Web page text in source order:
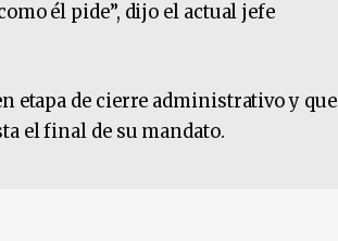
él pide”, dijo el actual jefe
etapa de cierre administrativo y que
el final de su mandato.